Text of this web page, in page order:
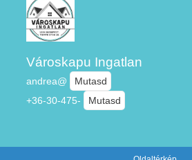
Városkapu Ingatlan
andrea@
Mutasd
+36-30-475-
Mutasd